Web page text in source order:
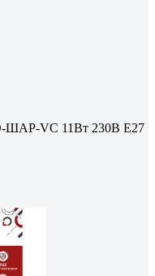
ШАР-VC 11Вт 230В Е27